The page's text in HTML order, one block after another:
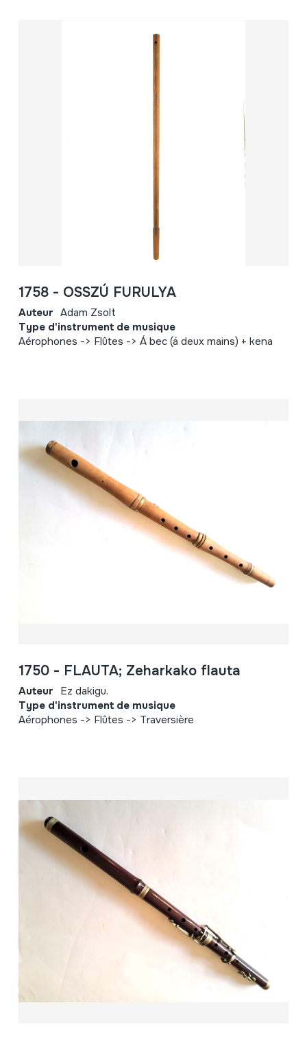
1758 - OSSZÚ FURULYA
Auteur Adam Zsolt
Type d'instrument de musique
Aérophones -> Flûtes -> Á bec (á deux mains) + kena
1750 - FLAUTA; Zeharkako flauta
Auteur Ez dakigu.
Type d'instrument de musique
Aérophones -> Flûtes -> Traversière